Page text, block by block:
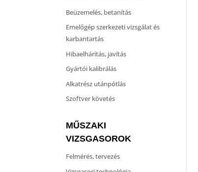
Beüzemelés, betanítás
Emelőgép szerkezeti vizsgálat és
karbantartás
Hibaelhárítás, javítás
Gyártói kalibrálás
Alkatrész utánpótlás
Szoftver követés
MŰSZAKI
VIZSGASOROK
Felmérés, tervezés